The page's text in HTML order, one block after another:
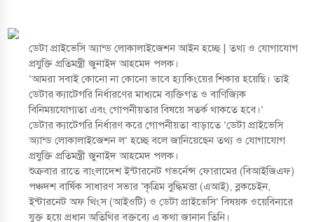
ডেটা প্রাইভেসি অ্যান্ড লোকালাইজেশন আইন হচ্ছে | তথ্য ও যোগাযোগ
প্রযুক্তি প্রতিমন্ত্রী জুনাইদ আহমেদ পলক।
‘আমরা সবাই কোনো না কোনো ভাবে হ্যাকিংয়ের শিকার হয়েছি। তাই
ডেটার ক্যাটেগরি নির্ধারণের মাধ্যমে ব্যক্তিগত ও বাণিজ্যিক
বিনিময়যোগ্যতা এবং গোপনীয়তার বিষয়ে সতর্ক থাকতে হবে।’
ডেটার ক্যাটেগরি নির্ধারণ করে গোপনীয়তা বাড়াতে ‘ডেটা প্রাইভেসি
অ্যান্ড লোকালাইজেশন ল’ হচ্ছে বলে জানিয়েছেন তথ্য ও যোগাযোগ
প্রযুক্তি প্রতিমন্ত্রী জুনাইদ আহমেদ পলক।
শুক্রবার রাতে বাংলাদেশ ইন্টারনেট গভর্নেন্স ফোরামের (বিআইজিএফ)
পঞ্চদশ বার্ষিক সাধারণ সভার ‘কৃত্রিম বুদ্ধিমত্তা (এআই), ব্লকচেইন,
ইন্টারনেট অফ থিংস (আইওটি) ও ডেটা প্রাইভেসি’ বিষয়ক ওয়েবিনারে
যুক্ত হয়ে প্রধান অতিথির বক্তব্যে এ কথা জানান তিনি।